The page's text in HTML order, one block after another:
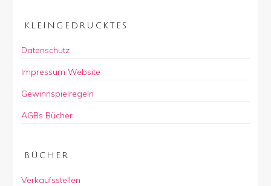
KLEINGEDRUCKTES
Datenschutz
Impressum Website
Gewinnspielregeln
AGBs Bücher
BÜCHER
Verkaufsstellen